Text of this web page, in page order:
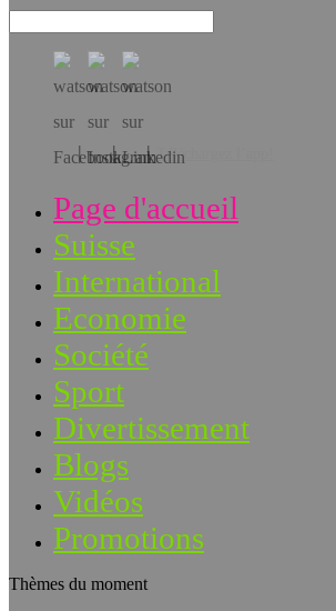
Téléchargez l’app!
Page d'accueil
Suisse
International
Economie
Société
Sport
Divertissement
Blogs
Vidéos
Promotions
Thèmes du moment